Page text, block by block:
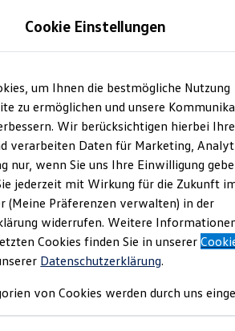
Fahrzeuge
Marktplatz
und Gebrauchtwagen
Cookie Einstellungen
um Ihnen die bestmögliche Nutzung
zu ermöglichen und unsere
Wir berücksichtigen hierbei Ihre
verarbeiten Daten für Marketing,
nur, wenn Sie uns Ihre Einwilligung
jederzeit mit Wirkung für die Zukunft
(Meine Präferenzen verwalten) in der
widerrufen. Weitere
Cookies finden Sie in unserer
Datenschutzerklärung.
von Cookies werden durch uns